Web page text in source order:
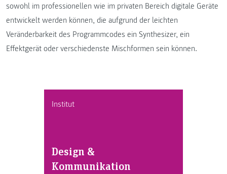
Institut
Design &
Kommunikation
sowohl im professionellen wie im privaten Bereich digitale Geräte
entwickelt werden können, die aufgrund der leichten
Veränderbarkeit des Programmcodes ein Synthesizer, ein
Effektgerät oder verschiedenste Mischformen sein können.